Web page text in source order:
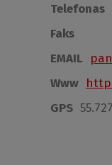
Telefonas
Faks
EMAIL
Www
GPS